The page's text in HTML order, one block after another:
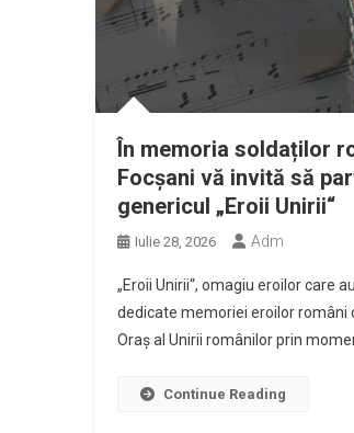
În memoria soldaților
Focșani vă invită să
genericul „Eroii Unirii“
Iulie 28, 2026 Adm
„Eroii Unirii“, omagiu eroilor care
dedicate memoriei eroilor români
Oraș al Unirii românilor prin
Continue Reading